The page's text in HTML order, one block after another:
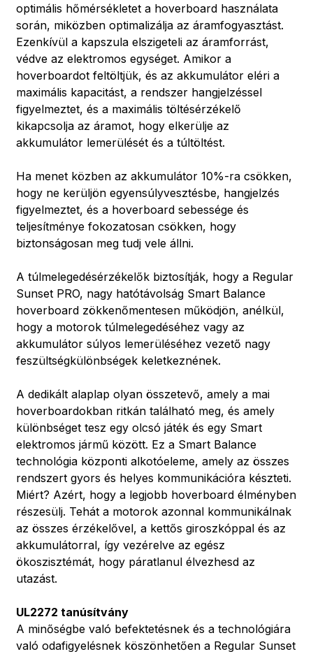
optimális hőmérsékletet a hoverboard használata
során, miközben optimalizálja az áramfogyasztást.
Ezenkívül a kapszula elszigeteli az áramforrást,
védve az elektromos egységet. Amikor a
hoverboardot feltöltjük, és az akkumulátor eléri a
maximális kapacitást, a rendszer hangjelzéssel
figyelmeztet, és a maximális töltésérzékelő
kikapcsolja az áramot, hogy elkerülje az
akkumulátor lemerülését és a túltöltést.
Ha menet közben az akkumulátor 10%-ra csökken,
hogy ne kerüljön egyensúlyvesztésbe, hangjelzés
figyelmeztet, és a hoverboard sebessége és
teljesítménye fokozatosan csökken, hogy
biztonságosan meg tudj vele állni.
A túlmelegedésérzékelők biztosítják, hogy a Regular
Sunset PRO, nagy hatótávolság Smart Balance
hoverboard zökkenőmentesen működjön, anélkül,
hogy a motorok túlmelegedéséhez vagy az
akkumulátor súlyos lemerüléséhez vezető nagy
feszültségkülönbségek keletkeznének.
A dedikált alaplap olyan összetevő, amely a mai
hoverboardokban ritkán található meg, és amely
különbséget tesz egy olcsó játék és egy Smart
elektromos jármű között. Ez a Smart Balance
technológia központi alkotóeleme, amely az összes
rendszert gyors és helyes kommunikációra készteti.
Miért? Azért, hogy a legjobb hoverboard élményben
részesülj. Tehát a motorok azonnal kommunikálnak
az összes érzékelővel, a kettős giroszkóppal és az
akkumulátorral, így vezérelve az egész
ökoszisztémát, hogy páratlanul élvezhesd az
utazást.
UL2272 tanúsítvány
A minőségbe való befektetésnek és a technológiára
való odafigyelésnek köszönhetően a Regular Sunset